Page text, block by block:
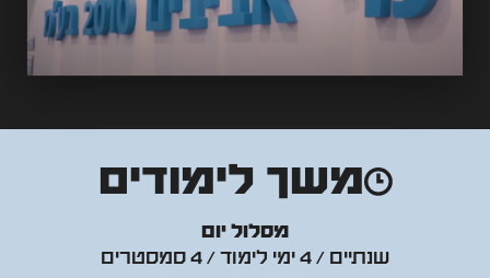
משך לימודים
מסלול יום
שנתיים / 4 ימי לימוד / 4 סמסטרים